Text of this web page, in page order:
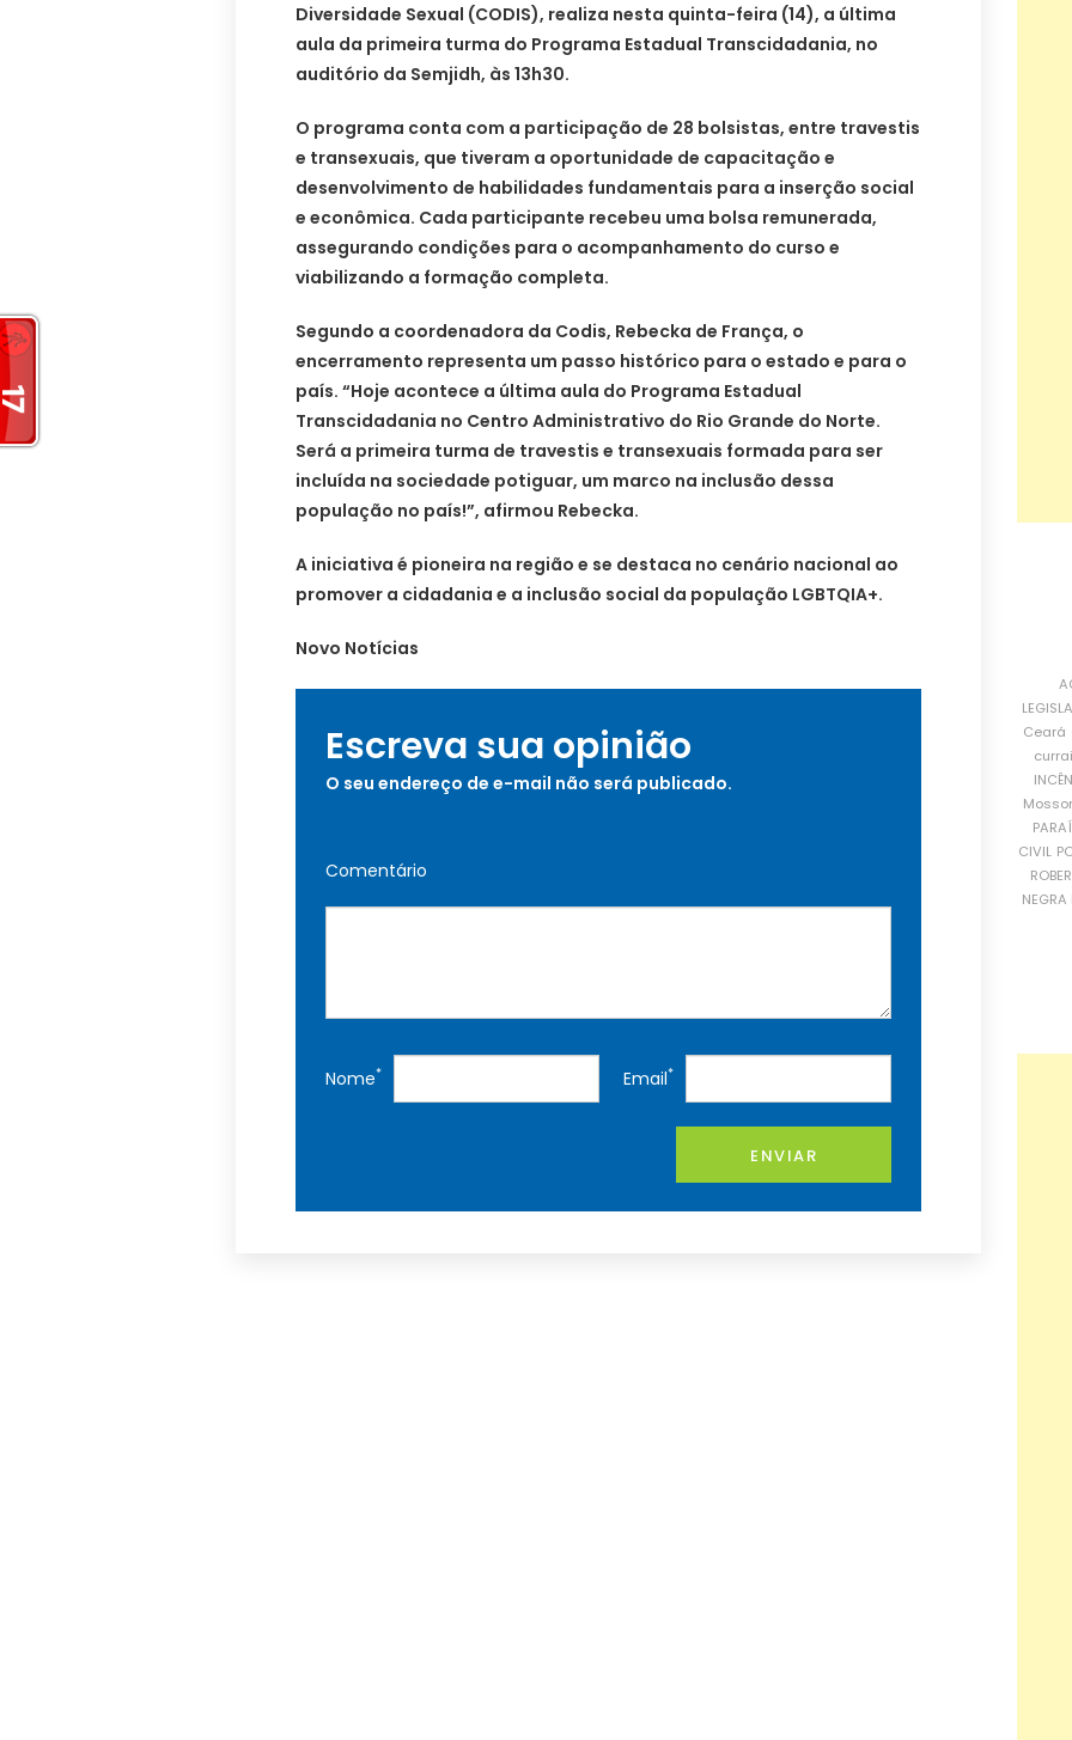
Diversidade Sexual (CODIS), realiza nesta quinta-feira (14), a última
aula da primeira turma do Programa Estadual Transcidadania, no
auditório da Semjidh, às 13h30.
O programa conta com a participação de 28 bolsistas, entre travestis
e transexuais, que tiveram a oportunidade de capacitação e
desenvolvimento de habilidades fundamentais para a inserção social
e econômica. Cada participante recebeu uma bolsa remunerada,
assegurando condições para o acompanhamento do curso e
viabilizando a formação completa.
Segundo a coordenadora da Codis, Rebecka de França, o
encerramento representa um passo histórico para o estado e para o
país. “Hoje acontece a última aula do Programa Estadual
Transcidadania no Centro Administrativo do Rio Grande do Norte.
Será a primeira turma de travestis e transexuais formada para ser
incluída na sociedade potiguar, um marco na inclusão dessa
população no país!”, afirmou Rebecka.
A iniciativa é pioneira na região e se destaca no cenário nacional ao
promover a cidadania e a inclusão social da população LGBTQIA+.
Novo Notícias
Escreva sua opinião
O seu endereço de e-mail não será publicado.
Comentário
Nome* Email*
ENVIAR
Ceará
CIVIL
NEGRA